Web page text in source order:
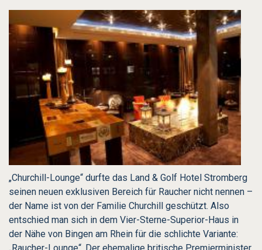
„Churchill-Lounge“ durfte das Land & Golf Hotel Stromberg
seinen neuen exklusiven Bereich für Raucher nicht nennen –
der Name ist von der Familie Churchill geschützt. Also
entschied man sich in dem Vier-Sterne-Superior-Haus in
der Nähe von Bingen am Rhein für die schlichte Variante: